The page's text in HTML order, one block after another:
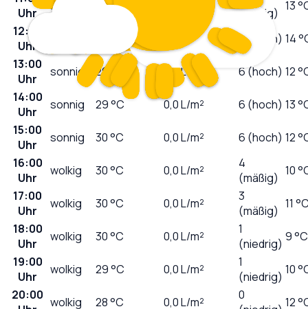
Uhr
sonnig 26°C
(mäßig) 13
12:00
Uhr
L/m² 6 (hoch) 14
13:00
Uhr
sonnig 29 °C 0,0L/m² 6 (hoch) 12
14:00
Uhr
sonnig 29°C 0,0L/m² 6 (hoch) 13
15:00
Uhr
sonnig 30°C 0,0L/m² 6 (hoch) 12
16:00
Uhr
wolkig 30°C 0,0L/m²
4
(mäßig) 10
17:00
Uhr
wolkig 30°C 0,0L/m²
3
(mäßig) 11
18:00
Uhr
wolkig 30°C 0,0L/m²
1
(niedrig) 9 °C
19:00
Uhr
wolkig 29°C 0,0L/m²
1
(niedrig) 10
20:00 wolkig 28°C 0,0L/m²
0
12